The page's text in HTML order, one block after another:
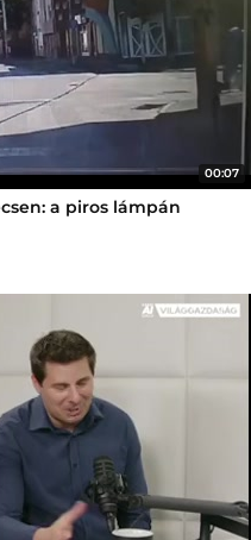
00:07
a piros lámpán